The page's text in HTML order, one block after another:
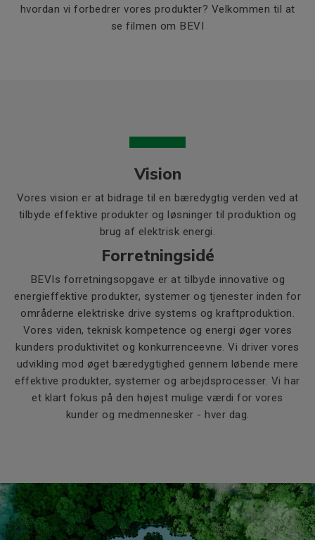
hvordan vi forbedrer vores produkter? Velkommen til at
se filmen om BEVI
Vision
Vores vision er at bidrage til en bæredygtig verden ved at
tilbyde effektive produkter og løsninger til produktion og
brug af elektrisk energi.
Forretningsidé
BEVIs forretningsopgave er at tilbyde innovative og
energieffektive produkter, systemer og tjenester inden for
områderne elektriske drive systems og kraftproduktion.
Vores viden, teknisk kompetence og energi øger vores
kunders produktivitet og konkurrenceevne. Vi driver vores
udvikling mod øget bæredygtighed gennem løbende mere
effektive produkter, systemer og arbejdsprocesser. Vi har
et klart fokus på den højest mulige værdi for vores
kunder og medmennesker - hver dag.